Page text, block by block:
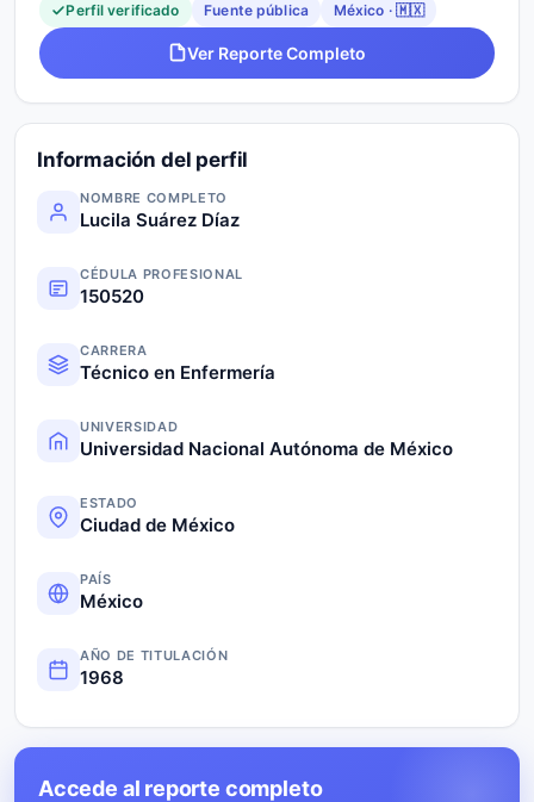
Perfil verificado Fuente pública México · 🇲🇽
Ver Reporte Completo
Información del perfil
NOMBRE COMPLETO
Lucila Suárez Díaz
CÉDULA PROFESIONAL
150520
CARRERA
Técnico en Enfermería
UNIVERSIDAD
Universidad Nacional Autónoma de México
ESTADO
Ciudad de México
PAÍS
México
AÑO DE TITULACIÓN
1968
Accede al reporte completo